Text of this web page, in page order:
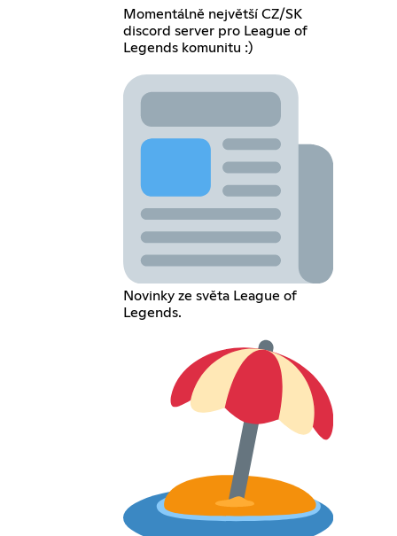
Momentálně největší CZ/SK
discord server pro League of
Legends komunitu :)
Novinky ze světa League of
Legends.